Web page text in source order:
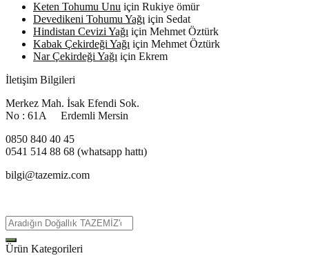
Keten Tohumu Unu için Rukiye ömür
Devedikeni Tohumu Yağı için Sedat
Hindistan Cevizi Yağı için Mehmet Öztürk
Kabak Çekirdeği Yağı için Mehmet Öztürk
Nar Çekirdeği Yağı için Ekrem
İletişim Bilgileri
Merkez Mah. İsak Efendi Sok.
No : 61A Erdemli Mersin
0850 840 40 45
0541 514 88 68 (whatsapp hattı)
bilgi@tazemiz.com
Ürün Kategorileri